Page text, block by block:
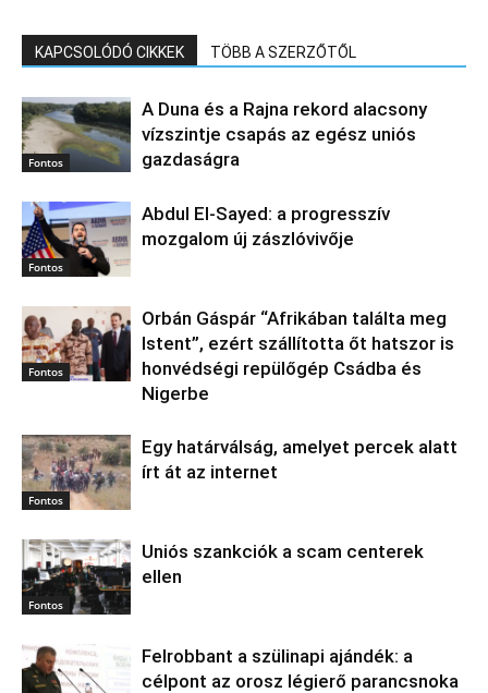
KAPCSOLÓDÓ CIKKEK TÖBB A SZERZŐTŐL
Fontos
A Duna és a Rajna rekord alacsony
vízszintje csapás az egész uniós
gazdaságra
Fontos
Abdul El‑Sayed: a progresszív
mozgalom új zászlóvivője
Fontos
Orbán Gáspár “Afrikában találta meg
Istent”, ezért szállította őt hatszor is
honvédségi repülőgép Csádba és
Nigerbe
Fontos
Egy határválság, amelyet percek alatt
írt át az internet
Fontos
Uniós szankciók a scam centerek
ellen
Felrobbant a szülinapi ajándék: a
célpont az orosz légierő parancsnoka